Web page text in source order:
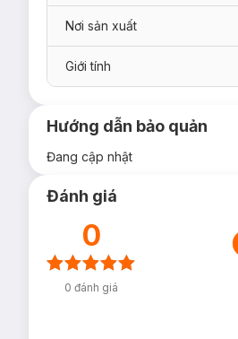
Nơi sản xuất
Giới tính
Hướng dẫn bảo quản
Đang cập nhật
Đánh giá
0
0 đánh giá